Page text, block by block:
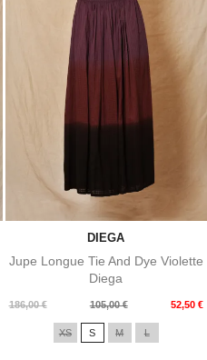
DIEGA
Jupe Longue Tie And Dye Violette
Diega
186,00 €
Prix
105,00 € 52,50 €
Prix
XS S M L